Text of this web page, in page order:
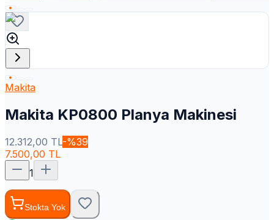
Makita
Makita KP0800 Planya Makinesi
12.312,00 TL-%39
7.500,00 TL
1
Stokta Yok